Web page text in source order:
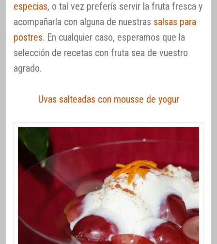
especias, o tal vez preferís servir la fruta fresca y
acompañarla con alguna de nuestras salsas para
postres. En cualquier caso, esperamos que la
selección de recetas con fruta sea de vuestro
agrado.
Uvas salteadas con mousse de yogur